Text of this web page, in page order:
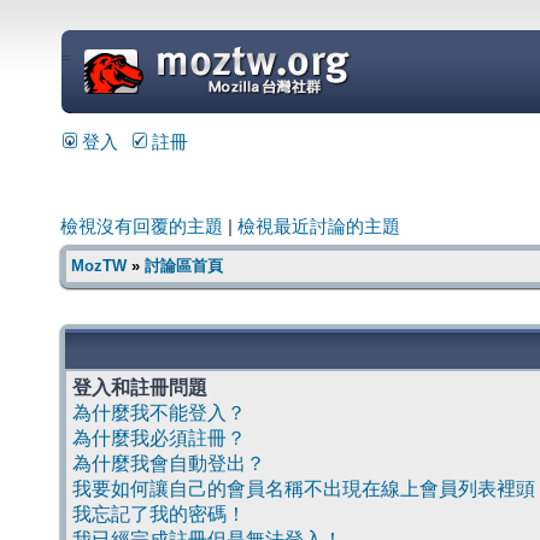
=
登入 註冊
檢視沒有回覆的主題 檢視最近討論的主題
MozTW» 討論區首頁
登入和註冊問題
為什麼我不能登入？
為什麼我必須註冊？
為什麼我會自動登出？
我要如何讓自己的會員名稱不出現在線上會員列表裡頭
我忘記了我的密碼！